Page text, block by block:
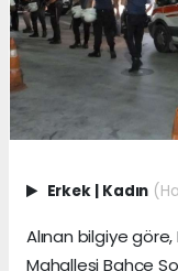
Erkek | Kadın
Alınan bilgiye göre,
Mahallesi Bahçe